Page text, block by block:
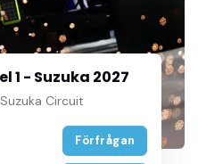
1 - Suzuka 2027
Circuit
Förfrågan